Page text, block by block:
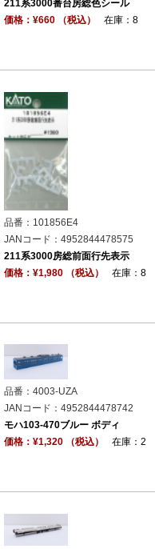
211系3000番台房総色シール
価格：¥660 （税込）
在庫：8
品番：101856E4
JANコード：4952844478575
211系3000房総前面行先表示
価格：¥1,980 （税込）
在庫：8
品番：4003-UZA
JANコード：4952844478742
モハ103-470ブルー ボディ
価格：¥1,320 （税込）
在庫：2